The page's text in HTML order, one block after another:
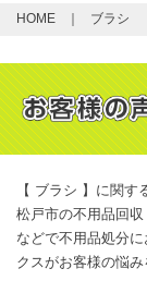
HOME ブラシ
【 ブラシ 】に関す
松戸市の不用品回
などで不用品処分
クスがお客様の悩み